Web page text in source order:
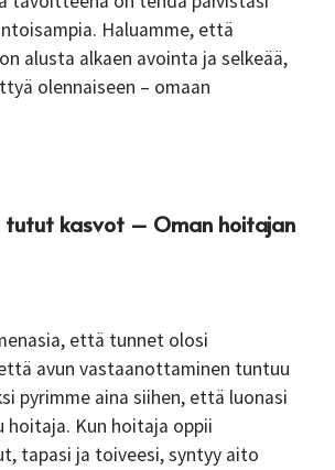
Haluamme, että
alusta alkaen avointa ja selkeää,
olennaiseen – omaan
tutut kasvot – Oman hoitajan
että tunnet olosi
avun vastaanottaminen tuntuu
pyrimme aina siihen, että luonasi
hoitaja. Kun hoitaja oppii
tapasi ja toiveesi, syntyy aito